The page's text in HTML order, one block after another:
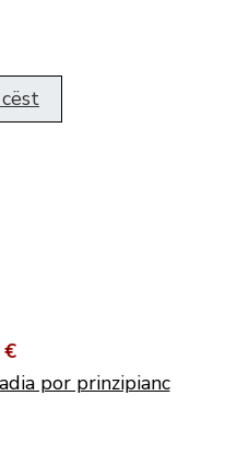
€
por prinzipianc